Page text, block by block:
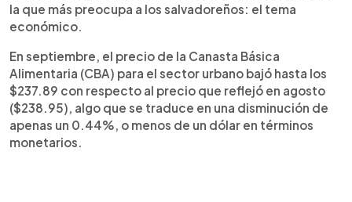
la que más preocupa a los salvadoreños: el tema
económico.
En septiembre, el precio de la Canasta Básica
Alimentaria (CBA) para el sector urbano bajó hasta los
$237.89 con respecto al precio que reflejó en agosto
($238.95), algo que se traduce en una disminución de
apenas un 0.44%, o menos de un dólar en términos
monetarios.